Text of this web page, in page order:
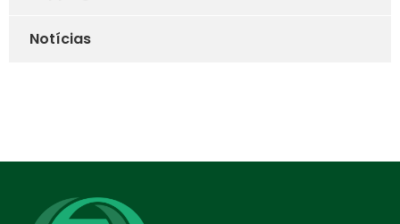
Notícias